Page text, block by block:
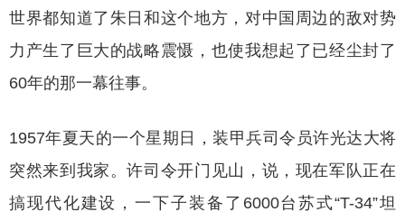
世界都知道了朱日和这个地方，对中国周边的敌对势
力产生了巨大的战略震慑，也使我想起了已经尘封了
60年的那一幕往事。
1957年夏天的一个星期日，装甲兵司令员许光达大将
突然来到我家。许司令开门见山，说，现在军队正在
搞现代化建设，一下子装备了6000台苏式“T-34”坦